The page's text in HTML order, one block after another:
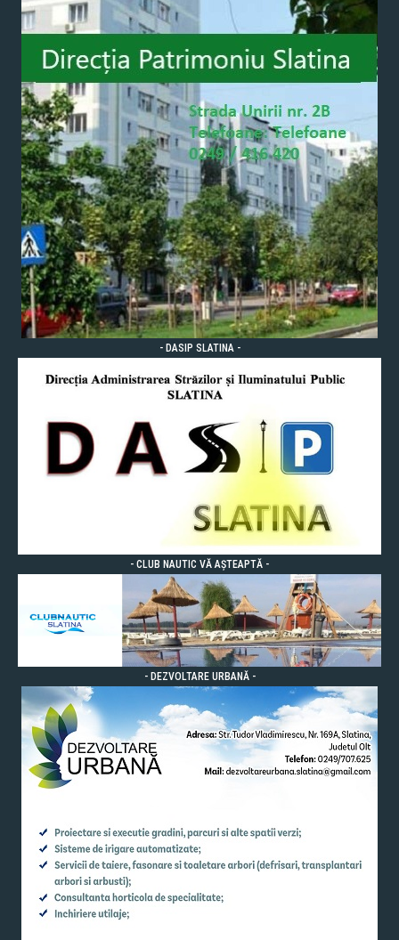
- DASIP SLATINA -
- CLUB NAUTIC VĂ AȘTEAPTĂ -
- DEZVOLTARE URBANĂ -